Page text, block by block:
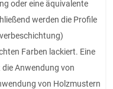
oder eine äquivalente
werden die Profile
Farben lackiert. Eine
Anwendung von
von Holzmustern